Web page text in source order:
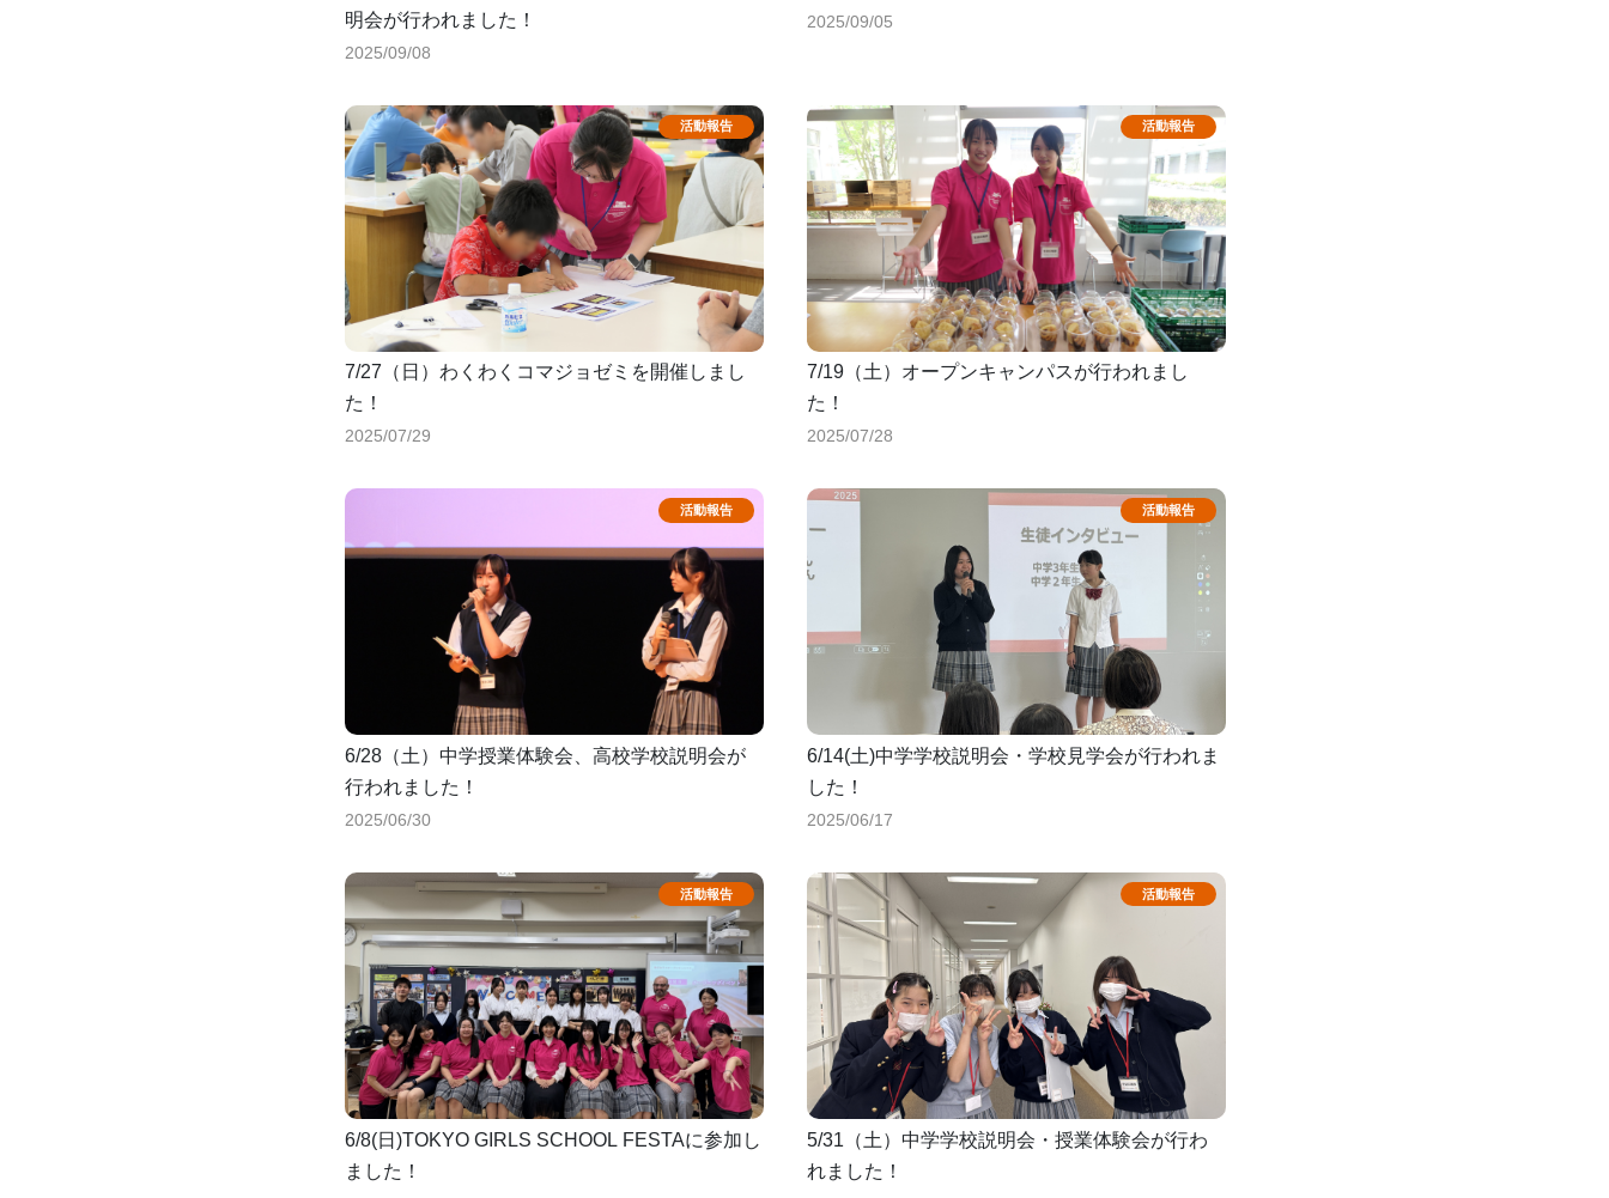
明会が行われました！
2025/09/08
2025/09/05
7/27（日）わくわくコマジョゼミを開催しまし
た！
2025/07/29
7/19（土）オープンキャンパスが行われまし
た！
2025/07/28
6/28（土）中学授業体験会、高校学校説明会が
行われました！
2025/06/30
6/14(土)中学学校説明会・学校見学会が行われま
した！
2025/06/17
6/8(日)TOKYO GIRLS SCHOOL FESTAに参加し
ました！
5/31（土）中学学校説明会・授業体験会が行わ
れました！